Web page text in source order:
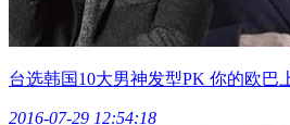
台选韩国10大男神发型PK 你的欧巴
2016-07-29 12:54:18